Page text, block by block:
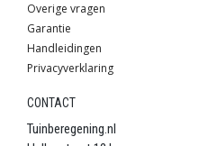
Overige vragen
Garantie
Handleidingen
Privacyverklaring
CONTACT
Tuinberegening.nl